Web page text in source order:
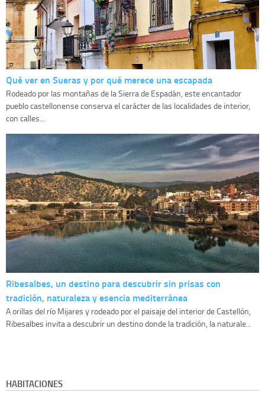
Qué ver en Sueras y por qué merece una escapada
Rodeado por las montañas de la Sierra de Espadán, este encantador
pueblo castellonense conserva el carácter de las localidades de interior,
con calles...
Ribesalbes, un destino para descubrir sin prisas con
tradición, naturaleza y esencia mediterránea
A orillas del río Mijares y rodeado por el paisaje del interior de Castellón,
Ribesalbes invita a descubrir un destino donde la tradición, la naturale...
HABITACIONES